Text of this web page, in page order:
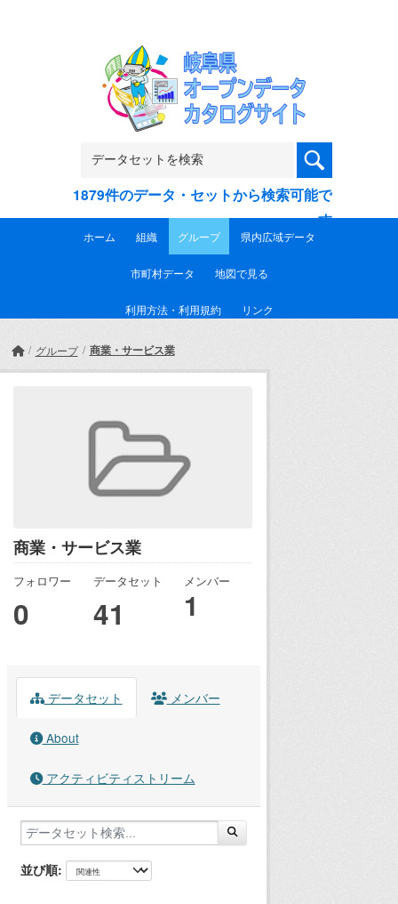
1879件のデータ・セットから検索可能で
す
ホーム 組織 グループ 県内広域データ
市町村データ 地図で見る
利用方法・利用規約 リンク
グループ 商業・サービス業
商業・サービス業
フォロワー
0
データセット
41
メンバー
1
データセット メンバー
About
アクティビティストリーム
並び順